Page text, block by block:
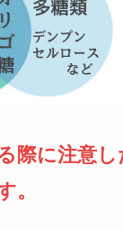
際に注意
。